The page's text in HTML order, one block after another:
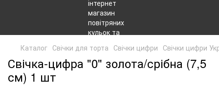
Каталог Свічки для торта Свічки цифри Свічки цифри
Свічка-цифра "0" золота/срібна (7,5
см) 1 шт